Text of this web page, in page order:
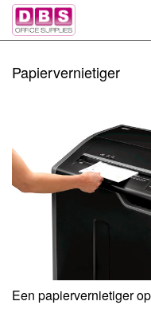
Papiervernietiger
Een papiervernietiger